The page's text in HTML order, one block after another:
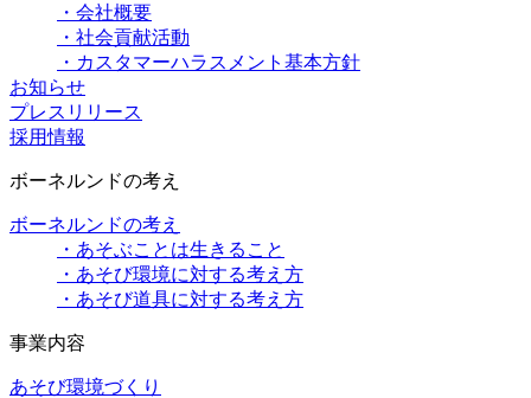
・会社概要
・社会貢献活動
・カスタマーハラスメント基本方針
お知らせ
プレスリリース
採用情報
ボーネルンドの考え
ボーネルンドの考え
・あそぶことは生きること
・あそび環境に対する考え方
・あそび道具に対する考え方
事業内容
あそび環境づくり